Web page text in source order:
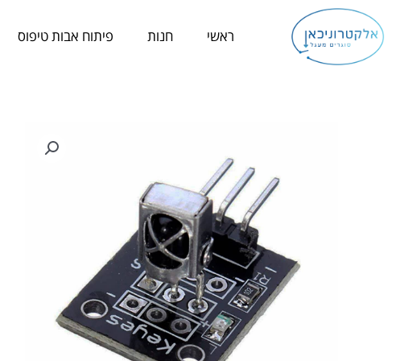
לתוכן
ראשי חנות פיתוח אבות טיפוס